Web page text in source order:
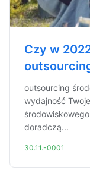
Czy w
outsourcing
wydajność
doradczą...
30.11.-0001